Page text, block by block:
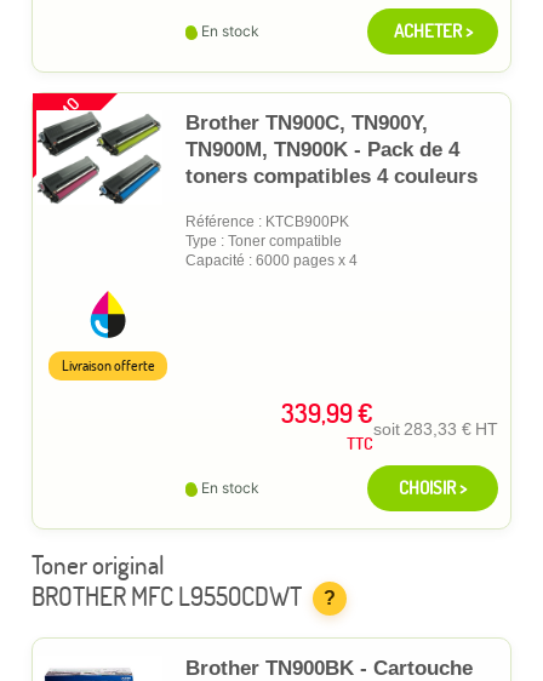
En stock ACHETER >
PROMO
Brother TN900C, TN900Y,
TN900M, TN900K - Pack de 4
toners compatibles 4 couleurs
Référence : KTCB900PK
Type : Toner compatible
Capacité : 6000 pages x 4
339,99 €
TTC
soit283,33 € HT
Livraison offerte
En stock CHOISIR >
Toner original
BROTHER MFC L9550CDWT
?
Brother TN900BK - Cartouche